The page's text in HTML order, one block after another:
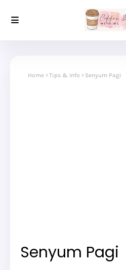
Home Tips & Info Senyum Pagi
Senyum Pagi